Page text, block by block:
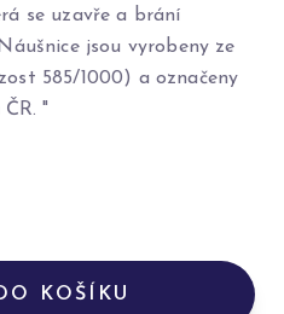
se uzavře a brání
jsou vyrobeny ze
585/1000) a označeny
"
KOŠÍKU